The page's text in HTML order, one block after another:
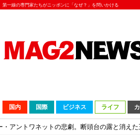
第一線の専門家たちがニッポンに「なぜ？」を問いかける
国内 国際 ビジネス ライフ
・アントワネットの悲劇。断頭台の露と消え